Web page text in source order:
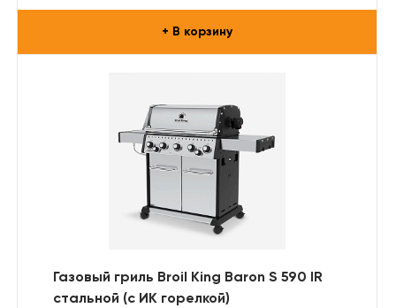
+ В корзину
Газовый гриль Broil King Baron S 590 IR
стальной (с ИК горелкой)